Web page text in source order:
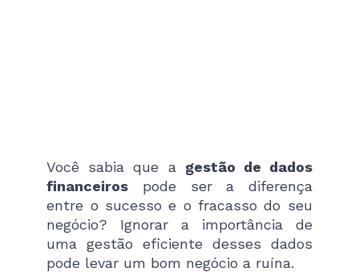
Você sabia que a gestão de dados
financeiros pode ser a diferença
entre o sucesso e o fracasso do seu
negócio? Ignorar a importância de
uma gestão eficiente desses dados
pode levar um bom negócio a ruína.